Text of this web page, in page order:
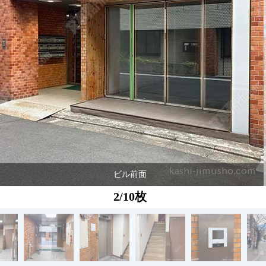
ビル前面
2/10枚